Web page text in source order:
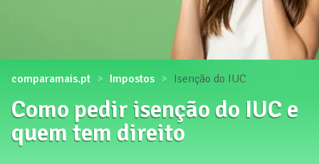
comparamais.pt Impostos Isenção do IUC
Como pedir isenção do IUC e
quem tem direito